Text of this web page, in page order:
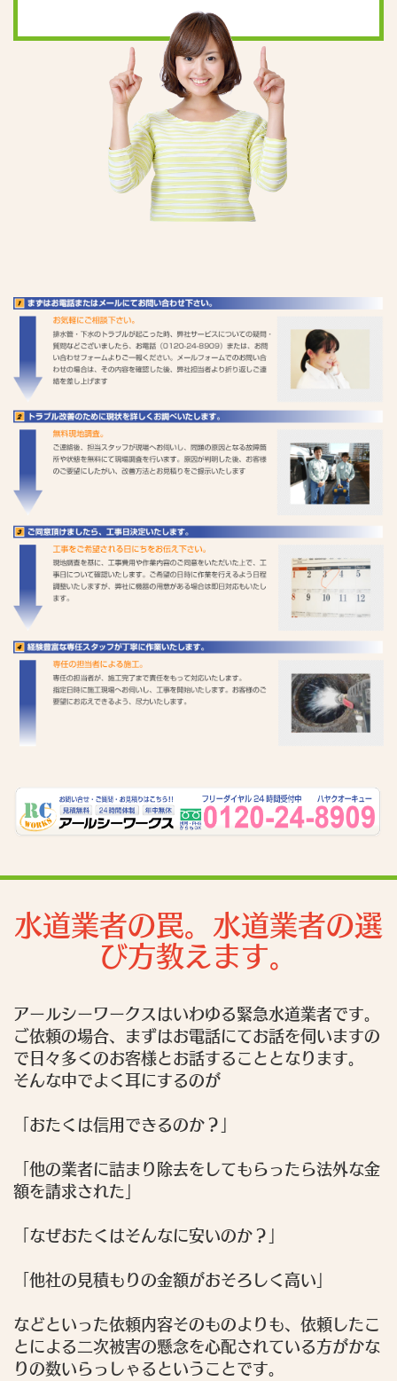
水道業者の罠。水道業者の選
び方教えます。
アールシーワークスはいわゆる緊急水道業者です。
ご依頼の場合、まずはお電話にてお話を伺いますの
で日々多くのお客様とお話することとなります。
そんな中でよく耳にするのが
「おたくは信用できるのか？」
「他の業者に詰まり除去をしてもらったら法外な金
額を請求された」
「なぜおたくはそんなに安いのか？」
「他社の見積もりの金額がおそろしく高い」
などといった依頼内容そのものよりも、依頼したこ
とによる二次被害の懸念を心配されている方がかな
りの数いらっしゃるということです。